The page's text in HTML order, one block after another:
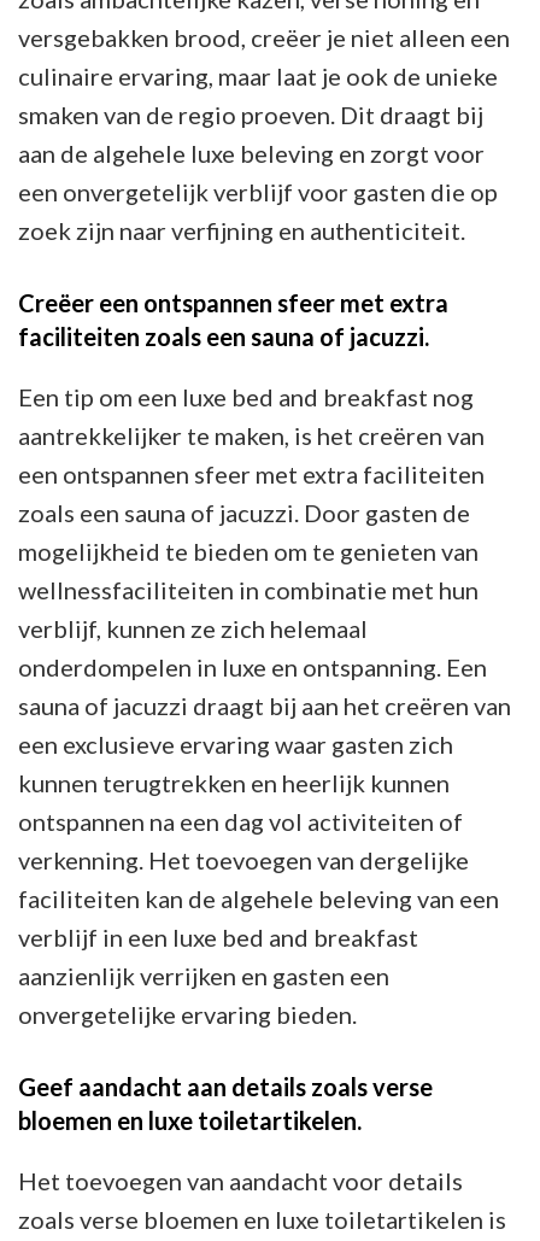
versgebakken brood, creëer je niet alleen een
culinaire ervaring, maar laat je ook de unieke
smaken van de regio proeven. Dit draagt bij
aan de algehele luxe beleving en zorgt voor
een onvergetelijk verblijf voor gasten die op
zoek zijn naar verfijning en authenticiteit.
Creëer een ontspannen sfeer met extra
faciliteiten zoals een sauna of jacuzzi.
Een tip om een luxe bed and breakfast nog
aantrekkelijker te maken, is het creëren van
een ontspannen sfeer met extra faciliteiten
zoals een sauna of jacuzzi. Door gasten de
mogelijkheid te bieden om te genieten van
wellnessfaciliteiten in combinatie met hun
verblijf, kunnen ze zich helemaal
onderdompelen in luxe en ontspanning. Een
sauna of jacuzzi draagt bij aan het creëren van
een exclusieve ervaring waar gasten zich
kunnen terugtrekken en heerlijk kunnen
ontspannen na een dag vol activiteiten of
verkenning. Het toevoegen van dergelijke
faciliteiten kan de algehele beleving van een
verblijf in een luxe bed and breakfast
aanzienlijk verrijken en gasten een
onvergetelijke ervaring bieden.
Geef aandacht aan details zoals verse
bloemen en luxe toiletartikelen.
Het toevoegen van aandacht voor details
zoals verse bloemen en luxe toiletartikelen is